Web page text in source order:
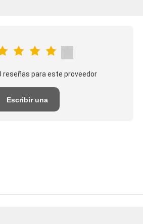
reseñas para este proveedor
Escribir una